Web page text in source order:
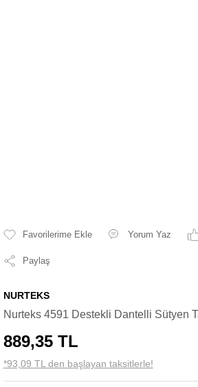
Yorum Yaz
Paylaş
NURTEKS
Nurteks 4591 Destekli Dantelli Sütyen
889,35 TL
*93,09 TL den başlayan taksitlerle!